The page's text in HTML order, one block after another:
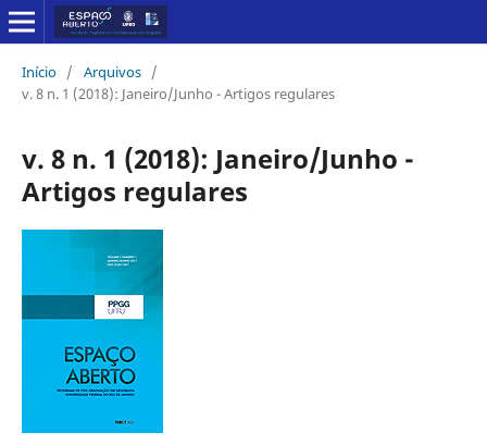
Início / Arquivos /
v. 8 n. 1 (2018): Janeiro/Junho - Artigos regulares
v. 8 n. 1 (2018): Janeiro/Junho -
Artigos regulares